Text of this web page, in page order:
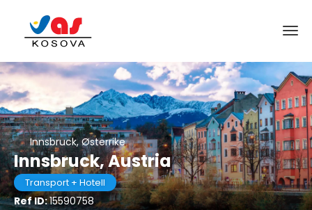
Innsbruck, Østerrike
Innsbruck, Austria
Transport + Hotell
Ref ID:15590758